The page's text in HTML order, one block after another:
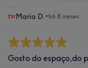
Maria D. •há 8 meses
Gosto do espaço,do